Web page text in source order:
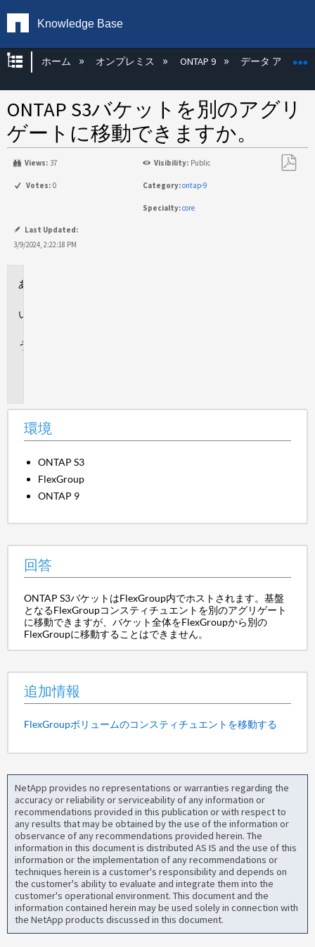
Knowledge Base
グローバル階層を展開/折りたたむ
ホーム オンプレミス ONTAP 9 データ アクセス
ONTAP S3バケットを別のアグリ
ゲートに移動できますか。
Views: 37 Visibility: Public
Votes: 0 Category:ontap-9
Specialty:core
Last Updated:
3/9/2024, 2:22:18 PM
環境
ONTAP S3
FlexGroup
ONTAP 9
回答
ONTAP S3バケットはFlexGroup内でホストされます。基盤
となるFlexGroupコンスティチュエントを別のアグリゲート
に移動できますが、バケット全体をFlexGroupから別の
FlexGroupに移動することはできません。
追加情報
FlexGroupボリュームのコンスティチュエントを移動する
NetApp provides no representations or warranties regarding the
accuracy or reliability or serviceability of any information or
recommendations provided in this publication or with respect to
any results that may be obtained by the use of the information or
observance of any recommendations provided herein. The
information in this document is distributed AS IS and the use of this
information or the implementation of any recommendations or
techniques herein is a customer's responsibility and depends on
the customer's ability to evaluate and integrate them into the
customer's operational environment. This document and the
information contained herein may be used solely in connection with
the NetApp products discussed in this document.